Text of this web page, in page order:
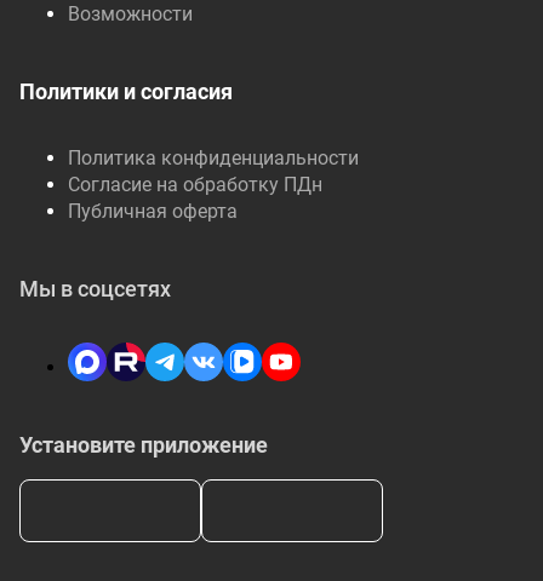
Возможности
Политики и согласия
Политика конфиденциальности
Согласие на обработку ПДн
Публичная оферта
Установите приложение
Мы в соцсетях